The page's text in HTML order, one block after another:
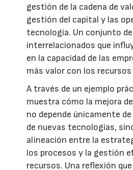
gestión de la cadena de
gestión del capital y las
tecnología. Un conjunto
interrelacionados que
en la capacidad de las
más valor con los
A través de un ejemplo
muestra cómo la mejora
no depende únicamente
de nuevas tecnologías,
alineación entre la
los procesos y la gestión
recursos. Una reflexión